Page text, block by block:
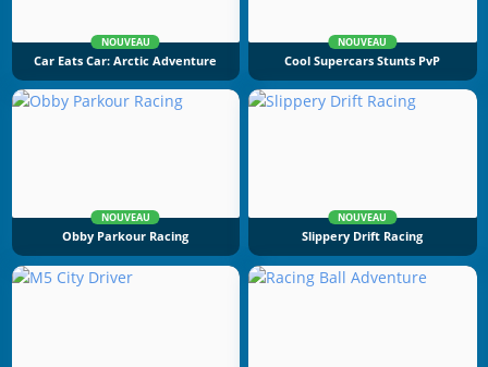
NOUVEAU
Car Eats Car: Arctic Adventure
NOUVEAU
Cool Supercars Stunts PvP
NOUVEAU
Obby Parkour Racing
NOUVEAU
Slippery Drift Racing